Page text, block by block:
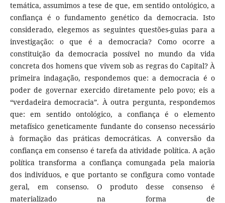
temática, assumimos a tese de que, em sentido ontológico, a
confiança é o fundamento genético da democracia. Isto
considerado, elegemos as seguintes questões-guias para a
investigação: o que é a democracia? Como ocorre a
constituição da democracia possível no mundo da vida
concreta dos homens que vivem sob as regras do Capital? À
primeira indagação, respondemos que: a democracia é o
poder de governar exercido diretamente pelo povo; eis a
“verdadeira democracia”. À outra pergunta, respondemos
que: em sentido ontológico, a confiança é o elemento
metafísico geneticamente fundante do consenso necessário
à formação das práticas democráticas. A conversão da
confiança em consenso é tarefa da atividade política. A ação
política transforma a confiança comungada pela maioria
dos indivíduos, e que portanto se configura como vontade
geral, em consenso. O produto desse consenso é
materializado na forma de